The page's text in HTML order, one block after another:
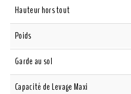
Hauteur hors tout
Poids
Garde au sol
Capacité de Levage Maxi